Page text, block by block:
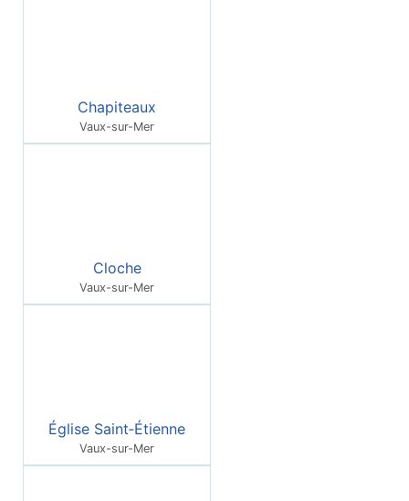
Chapiteaux
Vaux-sur-Mer
Cloche
Vaux-sur-Mer
Église Saint‑Étienne
Vaux-sur-Mer